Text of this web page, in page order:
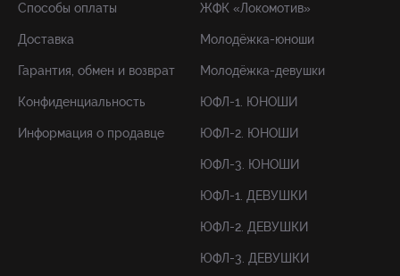
Способы оплаты
Доставка
Гарантия, обмен и возврат
Конфиденциальность
Информация о продавце
ЖФК «Локомотив»
Молодёжка-юноши
Молодёжка-девушки
ЮФЛ-1. ЮНОШИ
ЮФЛ-2. ЮНОШИ
ЮФЛ-3. ЮНОШИ
ЮФЛ-1. ДЕВУШКИ
ЮФЛ-2. ДЕВУШКИ
ЮФЛ-3. ДЕВУШКИ